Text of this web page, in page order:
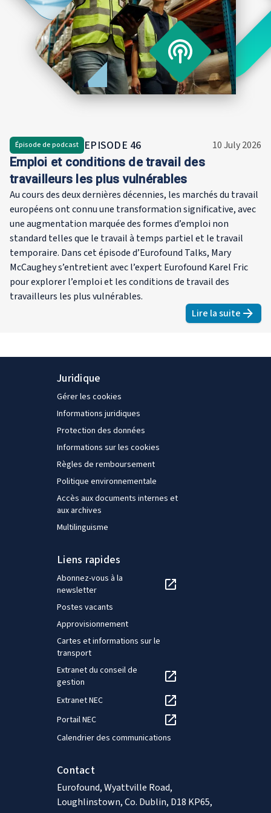
santé
Épisode de podcast EPISODE 46 10 July 2026
Emploi et conditions de travail des
travailleurs les plus vulnérables
Au cours des deux dernières décennies, les marchés du travail
européens ont connu une transformation significative, avec
une augmentation marquée des formes d’emploi non
standard telles que le travail à temps partiel et le travail
temporaire. Dans cet épisode d’Eurofound Talks, Mary
McCaughey s’entretient avec l’expert Eurofound Karel Fric
pour explorer l’emploi et les conditions de travail des
travailleurs les plus vulnérables.
Lire la suite
about
Juridique
Gérer les cookies
Informations juridiques
Protection des données
Informations sur les cookies
Règles de remboursement
Politique environnementale
Accès aux documents internes et
aux archives
Multilinguisme
Liens rapides
Abonnez-vous à la
newsletter
Postes vacants
Approvisionnement
Cartes et informations sur le
transport
Extranet du conseil de
gestion
Extranet NEC
Portail NEC
Calendrier des communications
Contact
Eurofound, Wyattville Road,
Loughlinstown, Co. Dublin, D18 KP65,